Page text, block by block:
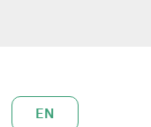
EN